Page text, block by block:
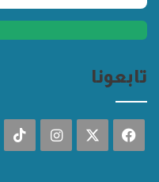
تابعونا
فيسبوك انستقرام